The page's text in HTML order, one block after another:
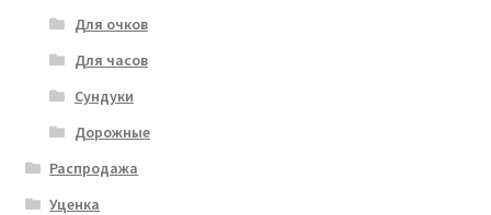
Для очков
Для часов
Сундуки
Дорожные
Распродажа
Уценка